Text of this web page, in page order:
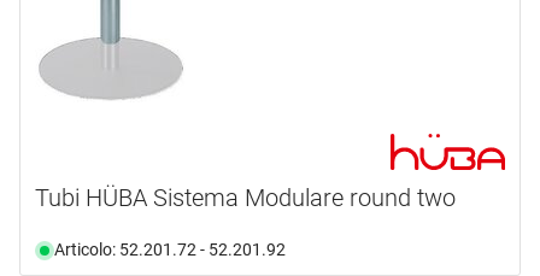
Tubi HÜBA Sistema Modulare round two
Articolo: 52.201.72 - 52.201.92